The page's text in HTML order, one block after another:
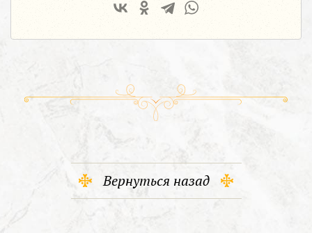
Вернуться назад